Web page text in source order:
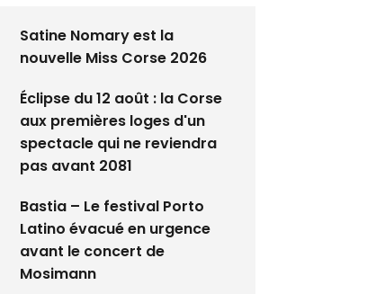
Satine Nomary est la
nouvelle Miss Corse 2026
Éclipse du 12 août : la Corse
aux premières loges d'un
spectacle qui ne reviendra
pas avant 2081
Bastia – Le festival Porto
Latino évacué en urgence
avant le concert de
Mosimann